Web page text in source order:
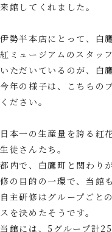
来館してくれました。
伊勢半本店にとって、白
紅ミュージアムのスタッ
いただいているのが、白
今年の様子は、こちらの
ください。
日本一の生産量を誇る紅
生徒さんたち。
都内で、白鷹町と関わり
修の目的の一環で、当館
自主研修はグループごと
スを決めたそうです。
当館には、5グループ計